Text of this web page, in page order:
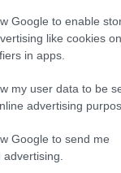
Google to enable
like cookies
in apps.
my user data to be
advertising
Google to send me
Fuel
ισχύει
για